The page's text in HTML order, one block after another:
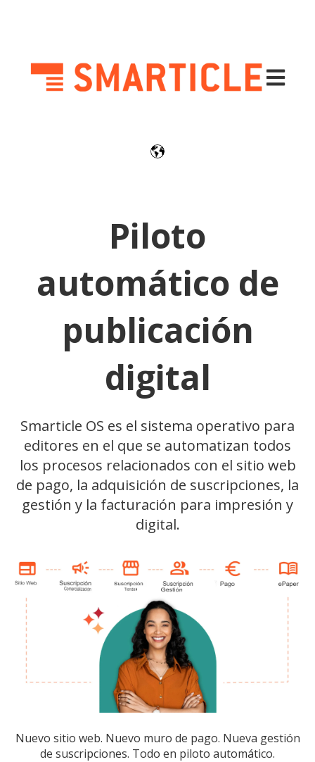
Abrir
Piloto
automático de
publicación
digital
Smarticle OS es el sistema operativo para
editores en el que se automatizan todos
los procesos relacionados con el sitio web
de pago, la adquisición de suscripciones, la
gestión y la facturación para impresión y
digital.
Nuevo sitio web. Nuevo muro de pago. Nueva gestión
de suscripciones. Todo en piloto automático.